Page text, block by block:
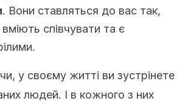
. Вони ставляться до вас так,
співчувати та є
у своєму житті ви зустрінете
людей. І в кожного з них